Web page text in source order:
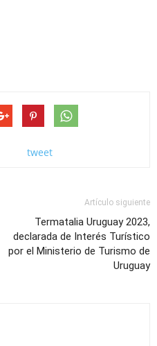
tweet
Artículo siguiente
Termatalia Uruguay 2023,
declarada de Interés Turístico
por el Ministerio de Turismo de
Uruguay